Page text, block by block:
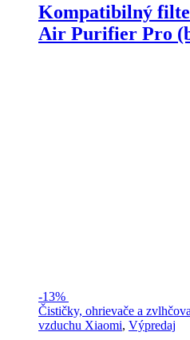
Kompatibilný
Air Purifier Pro
-13%
Čističky, ohrievače a
vzduchu Xiaomi, Výpredaj